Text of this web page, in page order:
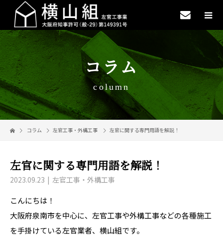
コラム
column
コラム 左官工事・外構工事 左官に関する専門用語を解説！
左官に関する専門用語を解説！
2023.09.23 左官工事・外構工事
こんにちは！
大阪府泉南市を中心に、左官工事や外構工事などの各種施工
を手掛けている左官業者、横山組です。